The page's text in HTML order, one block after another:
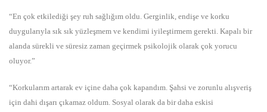
“En çok etkilediği şey ruh sağlığım oldu. Gerginlik, endişe ve korku
duygularıyla sık sık yüzleşmem ve kendimi iyileştirmem gerekti. Kapalı bir
alanda sürekli ve süresiz zaman geçirmek psikolojik olarak çok yorucu
oluyor.”
“Korkularım artarak ev içine daha çok kapandım. Şahsi ve zorunlu alışveriş
için dahi dışarı çıkamaz oldum. Sosyal olarak da bir daha eskisi